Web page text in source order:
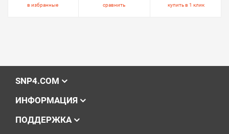
в избранные сравнить купить в 1 клик
SNP4.COM
ИНФОРМАЦИЯ
ПОДДЕРЖКА